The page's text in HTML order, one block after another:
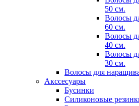
50 см.
Волосы
60 см.
Волосы
40 см.
Волосы
30 см.
Волосы для
Акссесуары
Бусинки
Силиконовые